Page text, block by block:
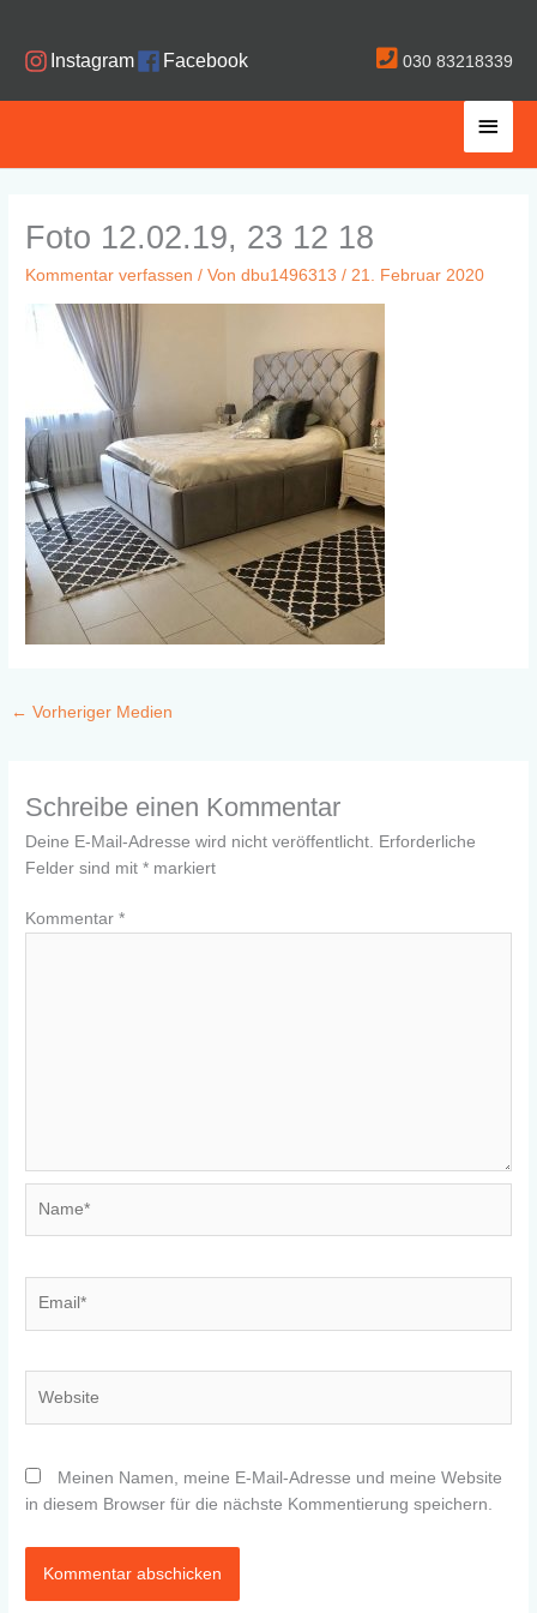
springenInstagram Facebook 030 83218339
Foto 12.02.19, 23 12 18
Kommentar verfassen / Vondbu1496313/ 21. Februar 2020
← Vorheriger Medien
Schreibe einen Kommentar
Deine E-Mail-Adresse wird nicht veröffentlicht. Erforderliche
Felder sind mit* markiert
Kommentar*
Meinen Namen, meine E-Mail-Adresse und meine Website
in diesem Browser für die nächste Kommentierung speichern.